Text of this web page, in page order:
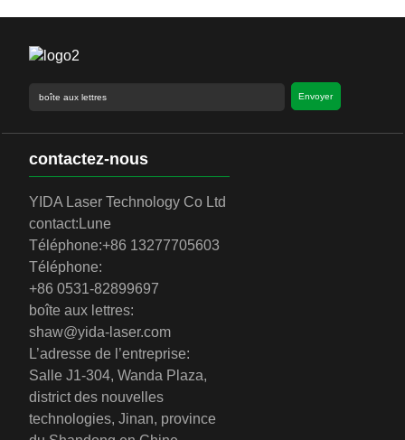
Envoyer
contactez-nous
YIDA Laser Technology Co Ltd
contact: Lune
Téléphone:+86 13277705603
Téléphone:
+86 0531-82899697
boîte aux lettres:
shaw@yida-laser.com
L’adresse de l’entreprise:
Salle J1-304, Wanda Plaza,
district des nouvelles
technologies, Jinan, province